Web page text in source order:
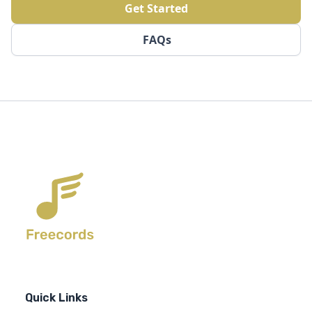
FAQs
Get Started
Quick Links